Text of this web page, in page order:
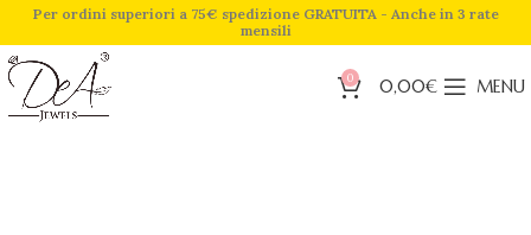
Per ordini superiori a 75€ spedizione GRATUITA - Anche in 3 rate
mensili
0 0,00€ MENU